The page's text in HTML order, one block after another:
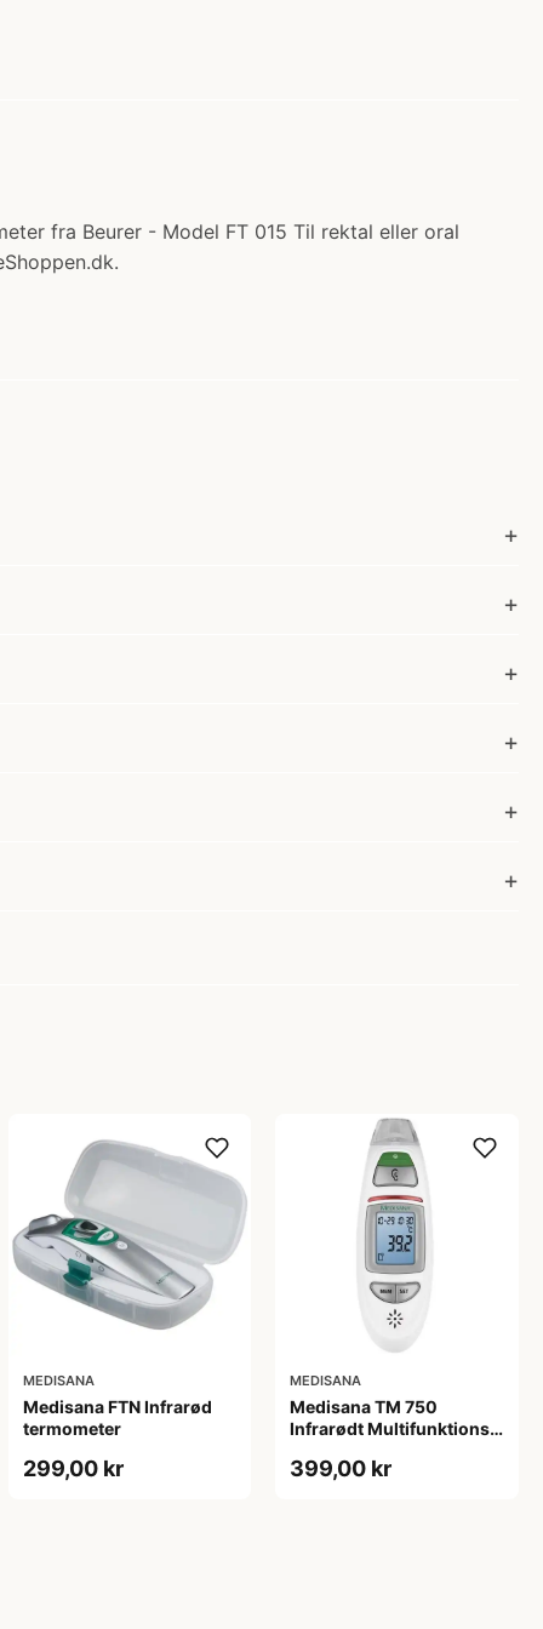
fra Beurer - Model FT 015 Til rektal eller oral
MEDISANA
Medisana FTN Infrarød
termometer
299,00 kr
MEDISANA
Medisana TM 750
Infrarødt Multifunktions
399,00 kr